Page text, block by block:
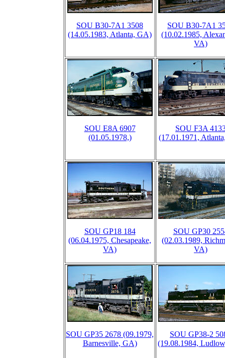
SOU B30-7A1 3508
(14.05.1983, Atlanta, GA)
SOU B30-7A1
(10.02.1985,
VA)
SOU E8A 6907
(01.05.1978,)
SOU F3A
(17.01.1971,
SOU GP18 184
(06.04.1975, Chesapeake,
VA)
SOU GP30
(02.03.1989,
VA)
SOU GP35 2678 (09.1979,
Barnesville, GA)
SOU GP38-2
(19.08.1984,